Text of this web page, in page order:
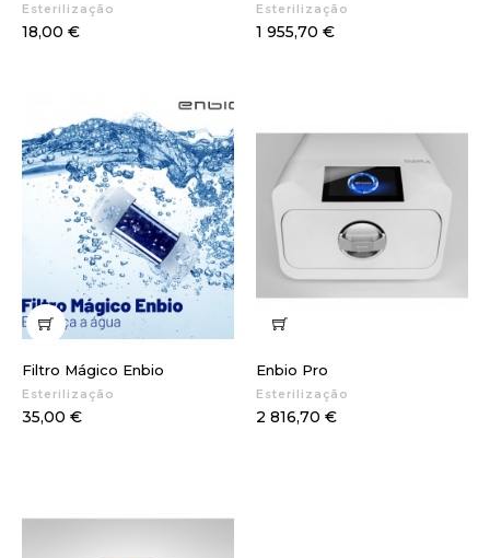
Esterilização
Preço
18,00 €
Esterilização
Preço
1 955,70 €
Filtro Mágico Enbio
Esterilização
Preço
35,00 €
Enbio Pro
Esterilização
Preço
2 816,70 €